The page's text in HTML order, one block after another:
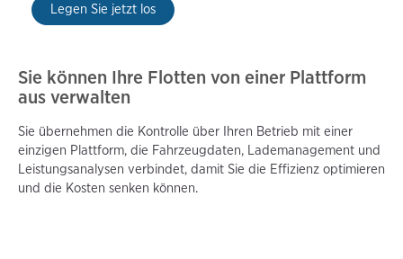
Legen Sie jetzt los
Sie können Ihre Flotten von einer Plattform
aus verwalten
Sie übernehmen die Kontrolle über Ihren Betrieb mit einer
einzigen Plattform, die Fahrzeugdaten, Lademanagement und
Leistungsanalysen verbindet, damit Sie die Effizienz optimieren
und die Kosten senken können.